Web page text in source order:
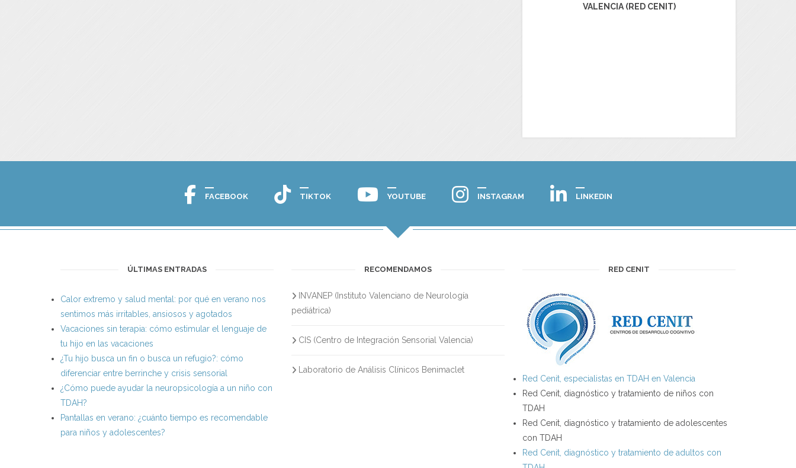
VALENCIA (RED CENIT)
FACEBOOK TIKTOK YOUTUBE INSTAGRAM LINKEDIN
ÚLTIMAS ENTRADAS
Calor extremo y salud mental: por qué en verano nos
sentimos más irritables, ansiosos y agotados
Vacaciones sin terapia: cómo estimular el lenguaje de
tu hijo en las vacaciones
¿Tu hijo busca un fin o busca un refugio?: cómo
diferenciar entre berrinche y crisis sensorial
¿Cómo puede ayudar la neuropsicología a un niño con
TDAH?
Pantallas en verano: ¿cuánto tiempo es recomendable
para niños y adolescentes?
RECOMENDAMOS
INVANEP (Instituto Valenciano de Neurología
pediátrica)
CIS (Centro de Integración Sensorial Valencia)
Laboratorio de Análisis Clínicos Benimaclet
RED CENIT
Red Cenit, especialistas en TDAH en Valencia
Red Cenit, diagnóstico y tratamiento de niños con
TDAH
Red Cenit, diagnóstico y tratamiento de adolescentes
con TDAH
Red Cenit, diagnóstico y tratamiento de adultos con